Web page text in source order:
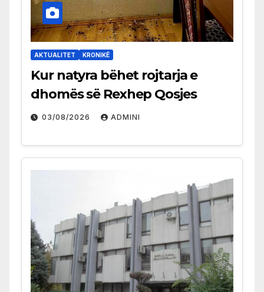
AKTUALITET KRONIKË
Kur natyra bëhet rojtarja e
dhomës së Rexhep Qosjes
03/08/2026 ADMINI